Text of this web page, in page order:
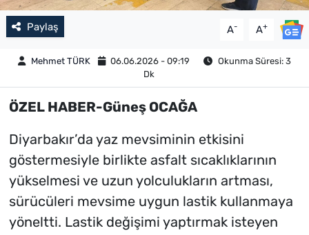
Paylaş A- A+
Mehmet TÜRK 06.06.2026 - 09:19
Okunma Süresi: 3
Dk
ÖZEL HABER-Güneş OCAĞA
Diyarbakır’da yaz mevsiminin etkisini
göstermesiyle birlikte asfalt sıcaklıklarının
yükselmesi ve uzun yolculukların artması,
sürücüleri mevsime uygun lastik kullanmaya
yöneltti. Lastik değişimi yaptırmak isteyen